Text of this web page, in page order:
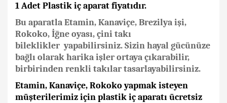
1 Adet Plastik iç aparat fiyatıdır.
Bu aparatlaEtamin, Kanaviçe, Brezilya işi,
Rokoko, İğne oyası, çini takı
bileklikler yapabilirsiniz. Sizin hayal gücünüze
bağlı olarak harika işler ortaya çıkarabilir,
birbirinden renkli takılar tasarlayabilirsiniz.
Etamin, Kanaviçe, Rokoko yapmak isteyen
müşterilerimiz için plastik iç aparatı ücretsiz